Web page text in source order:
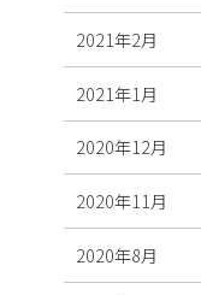
2021年2月
2021年1月
2020年12月
2020年11月
2020年8月